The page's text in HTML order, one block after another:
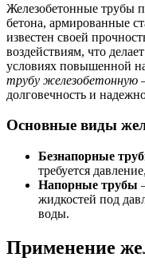
Железобетонные трубы
бетона, армированные
известен своей
воздействиям, что
условиях повышенной
трубу железобетонную
долговечность и
Основные виды
Безнапорные
требуется
Напорные трубы
жидкостей под
воды.
Применение